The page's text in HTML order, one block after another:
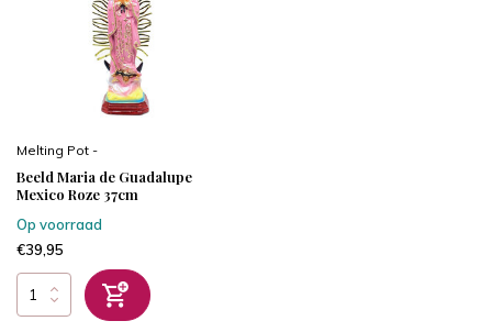
Melting Pot -
Beeld Maria de Guadalupe
Mexico Roze 37cm
Op voorraad
€39,95